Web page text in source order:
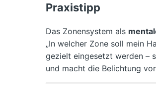
Praxistipp
Das Zonensystem als
„In welcher Zone soll mein
gezielt eingesetzt werden –
und macht die Belichtung